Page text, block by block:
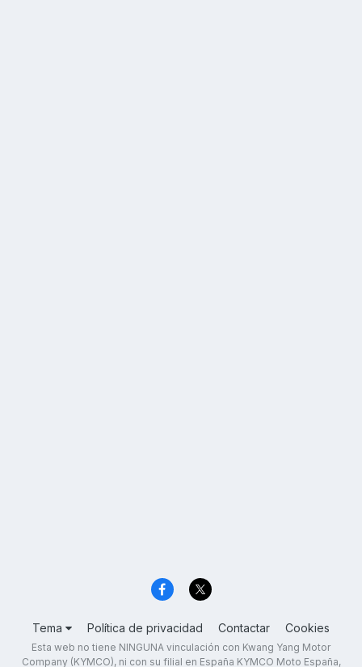
Tema Política de privacidad Contactar Cookies
Esta web no tiene NINGUNA vinculación con Kwang Yang Motor
Company (KYMCO), ni con su filial en España KYMCO Moto España,